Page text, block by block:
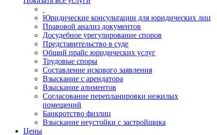
Юридические консультации для юридических лиц
Правовой анализ документов
Досудебное урегулирование споров
Представительство в суде
Общий прайс юридических услуг
Трудовые споры
Составление искового заявления
Взыскание с арендатора
Взыскание алиментов
Cогласование перепланировки нежилых
помещений
Банкротство физлиц
Взыскание неустойки с застройщика
Цены